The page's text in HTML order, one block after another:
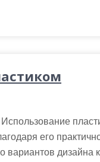
его
вариантов дизайна